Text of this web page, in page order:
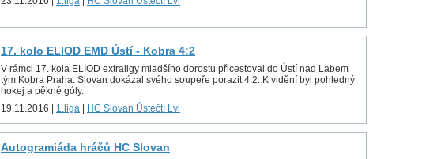
17. kolo ELIOD EMD Ústí - Kobra 4:2
V rámci 17. kola ELIOD extraligy mladšího dorostu přicestoval do Ústí nad Labem
tým Kobra Praha. Slovan dokázal svého soupeře porazit 4:2. K vidění byl pohledný
hokej a pěkné góly.
19.11.2016 | 1.liga HC Slovan Ústečtí Lvi
Autogramiáda hráčů HC Slovan